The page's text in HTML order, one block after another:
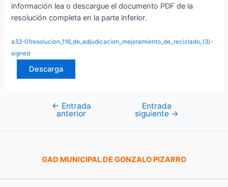
información lea o descargue el documento PDF de la
resolución completa en la parte inferior.
a33-01resolucion_116_de_adjudicacion_mejoramiento_de_reciclado_(3)-
signed
Descarga
Navegación
← Entrada
anterior
Entrada
siguiente →
GAD MUNICIPAL DE GONZALO PIZARRO